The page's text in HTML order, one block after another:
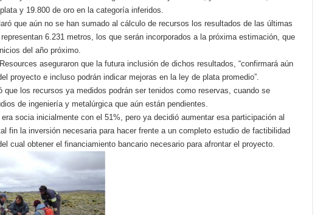
y 19.800 de oro en la categoría inferidos.
que aún no se han sumado al cálculo de recursos los resultados de las últimas
6.231 metros, los que serán incorporados a la próxima estimación, que
del año próximo.
aseguraron que la futura inclusión de dichos resultados, “confirmará aún
proyecto e incluso podrán indicar mejoras en la ley de plata promedio”.
que los recursos ya medidos podrán ser tenidos como reservas, cuando se
de ingeniería y metalúrgica que aún están pendientes.
socia inicialmente con el 51%, pero ya decidió aumentar esa participación al
fin la inversión necesaria para hacer frente a un completo estudio de factibilidad
cual obtener el financiamiento bancario necesario para afrontar el proyecto.